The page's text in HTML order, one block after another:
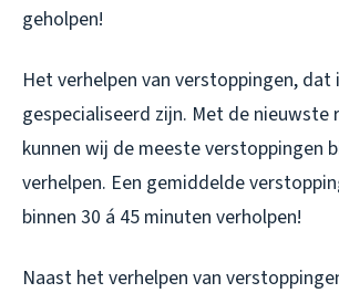
geholpen!
Het verhelpen van verstoppingen, dat
gespecialiseerd zijn. Met de nieuwste
kunnen wij de meeste verstoppingen
verhelpen. Een gemiddelde
binnen 30 á 45 minuten verholpen!
Naast het verhelpen van